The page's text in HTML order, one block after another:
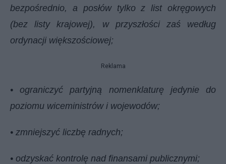
bezpośrednio, a posłów tylko z list okręgowych
(bez listy krajowej), w przyszłości zaś według
ordynacji większościowej;
Reklama
• ograniczyć partyjną nomenklaturę jedynie do
poziomu wiceministrów i wojewodów;
• zmniejszyć liczbę radnych;
• odzyskać kontrolę nad finansami publicznymi;